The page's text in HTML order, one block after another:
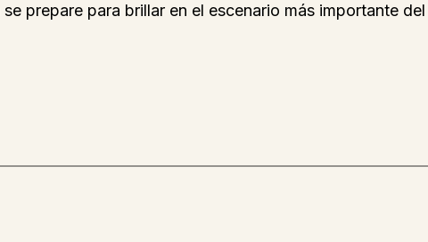
prepare para brillar en el escenario más importante